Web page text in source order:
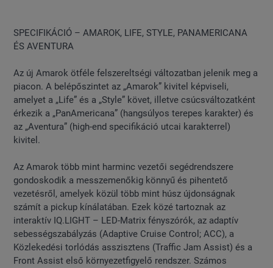
SPECIFIKÁCIÓ – AMAROK, LIFE, STYLE, PANAMERICANA
ÉS AVENTURA
Az új Amarok ötféle felszereltségi változatban jelenik meg a
piacon. A belépőszintet az „Amarok” kivitel képviseli,
amelyet a „Life” és a „Style” követ, illetve csúcsváltozatként
érkezik a „PanAmericana” (hangsúlyos terepes karakter) és
az „Aventura” (high-end specifikáció utcai karakterrel)
kivitel.
Az Amarok több mint harminc vezetői segédrendszere
gondoskodik a messzemenőkig könnyű és pihentető
vezetésről, amelyek közül több mint húsz újdonságnak
számít a pickup kínálatában. Ezek közé tartoznak az
interaktív IQ.LIGHT – LED-Matrix fényszórók, az adaptív
sebességszabályzás (Adaptive Cruise Control; ACC), a
Közlekedési torlódás asszisztens (Traffic Jam Assist) és a
Front Assist első környezetfigyelő rendszer. Számos